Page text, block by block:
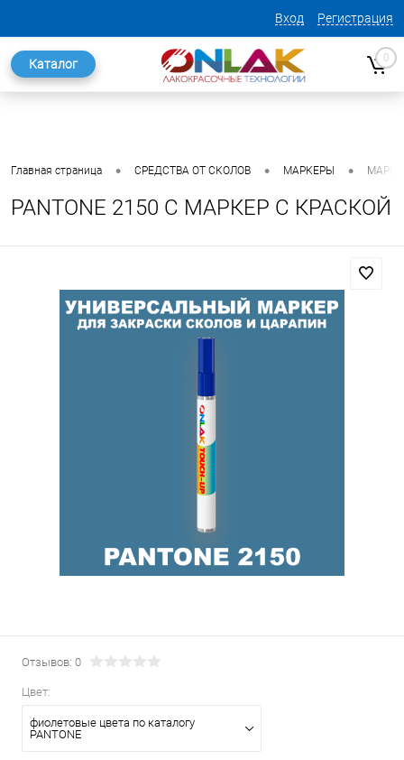
Вход Регистрация
Каталог 0
Главная страница • СРЕДСТВА ОТ СКОЛОВ • МАРКЕРЫ •
PANTONE 2150 C МАРКЕР С КРАСКОЙ
Отзывов: 0
Цвет:
фиолетовые цвета по каталогу
PANTONE